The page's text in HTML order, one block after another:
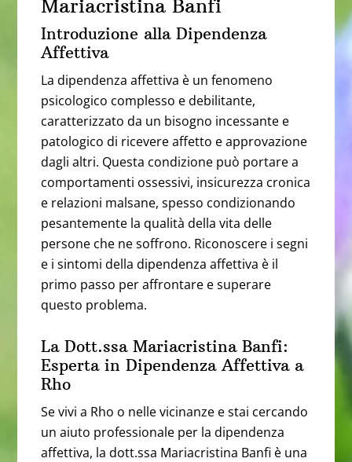
Mariacristina Banfi
Introduzione alla Dipendenza
Affettiva
La dipendenza affettiva è un fenomeno
psicologico complesso e debilitante,
caratterizzato da un bisogno incessante e
patologico di ricevere affetto e approvazione
dagli altri. Questa condizione può portare a
comportamenti ossessivi, insicurezza cronica
e relazioni malsane, spesso condizionando
pesantemente la qualità della vita delle
persone che ne soffrono. Riconoscere i segni
e i sintomi della dipendenza affettiva è il
primo passo per affrontare e superare
questo problema.
La Dott.ssa Mariacristina Banfi:
Esperta in Dipendenza Affettiva a
Rho
Se vivi a Rho o nelle vicinanze e stai cercando
un aiuto professionale per la dipendenza
affettiva, la dott.ssa Mariacristina Banfi è una